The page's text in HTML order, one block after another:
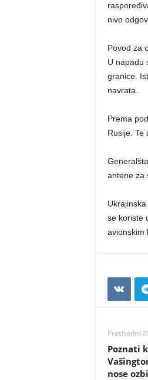
nivo
Povod za
U napadu
granice.
navrata.
Prema
Rusije. Te
antene za
se koriste
avionskim
Prethodni
Poznati
nose